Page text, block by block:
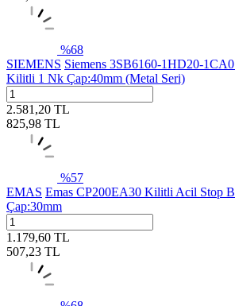
%68
SIEMENS Siemens 3SB6160-1HD20-
Kilitli 1 Nk Çap:40mm (Metal Seri)
2.581,20 TL
825,98 TL
%57
EMAS Emas CP200EA30 Kilitli Acil Stop
Çap:30mm
1.179,60 TL
507,23 TL